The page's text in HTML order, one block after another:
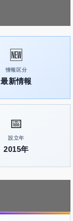
🆕
情報区分
最新情報
📅
設立年
2015年